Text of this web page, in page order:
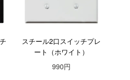
スチール2口スイッチプレ
ート（ホワイト）
990円